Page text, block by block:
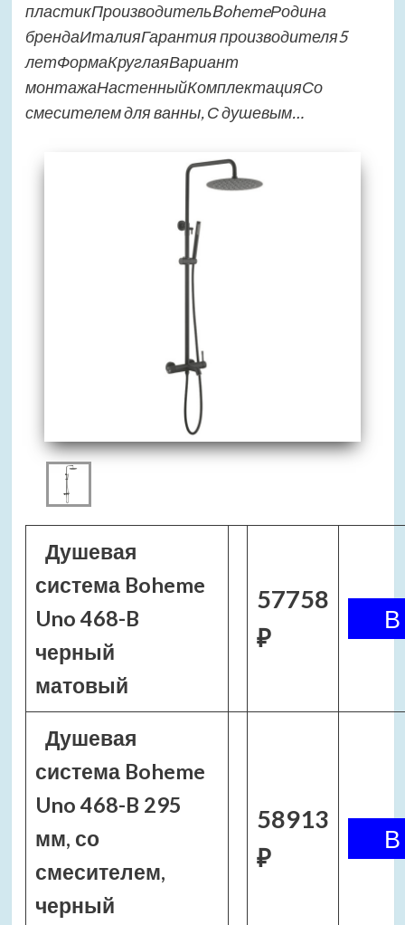
пластикПроизводительBohemeРодина
брендаИталияГарантия производителя5
летФормаКруглаяВариант
монтажаНастенныйКомплектацияСо
смесителем для ванны, С душевым…
Душевая
система Boheme
Uno 468-B
черный
матовый
57758
₽
Душевая
система Boheme
Uno 468-B 295
мм, со
смесителем,
черный
58913
₽